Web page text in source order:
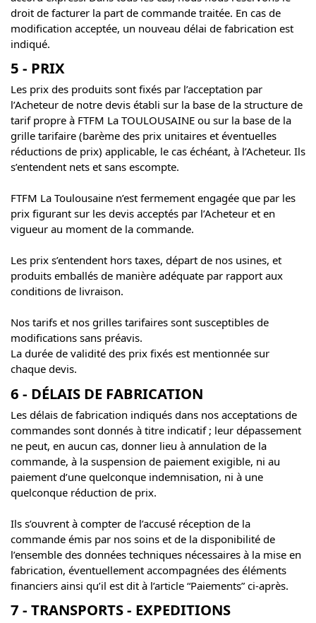
droit de facturer la part de commande traitée. En cas de
modification acceptée, un nouveau délai de fabrication est
indiqué.
5 - PRIX
Les prix des produits sont fixés par l’acceptation par
l’Acheteur de notre devis établi sur la base de la structure de
tarif propre à FTFM La TOULOUSAINE ou sur la base de la
grille tarifaire (barème des prix unitaires et éventuelles
réductions de prix) applicable, le cas échéant, à l’Acheteur. Ils
s’entendent nets et sans escompte.
FTFM La Toulousaine n’est fermement engagée que par les
prix figurant sur les devis acceptés par l’Acheteur et en
vigueur au moment de la commande.
Les prix s’entendent hors taxes, départ de nos usines, et
produits emballés de manière adéquate par rapport aux
conditions de livraison.
Nos tarifs et nos grilles tarifaires sont susceptibles de
modifications sans préavis.
La durée de validité des prix fixés est mentionnée sur
chaque devis.
6 - DÉLAIS DE FABRICATION
Les délais de fabrication indiqués dans nos acceptations de
commandes sont donnés à titre indicatif ; leur dépassement
ne peut, en aucun cas, donner lieu à annulation de la
commande, à la suspension de paiement exigible, ni au
paiement d’une quelconque indemnisation, ni à une
quelconque réduction de prix.
Ils s’ouvrent à compter de l’accusé réception de la
commande émis par nos soins et de la disponibilité de
l’ensemble des données techniques nécessaires à la mise en
fabrication, éventuellement accompagnées des éléments
financiers ainsi qu’il est dit à l’article “Paiements” ci-après.
7 - TRANSPORTS - EXPEDITIONS